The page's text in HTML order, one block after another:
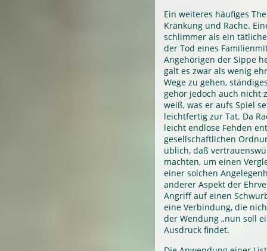
Ein weiteres häufiges
Kränkung und Rache.
schlimmer als ein
der Tod eines
Angehörigen der Sippe
galt es zwar als wenig
Wege zu gehen,
gehör jedoch auch nicht
weiß, was er aufs Spiel
leichtfertig zur Tat. Da
leicht endlose Fehden
gesellschaftlichen
üblich, daß
machten, um einen
einer solchen
anderer Aspekt der
Angriff auf einen
eine Verbindung, die
der Wendung „nun soll
Ausdruck findet.